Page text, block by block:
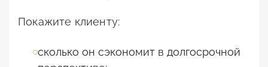
Покажите клиенту:
сколько он сэкономит в долгосрочной